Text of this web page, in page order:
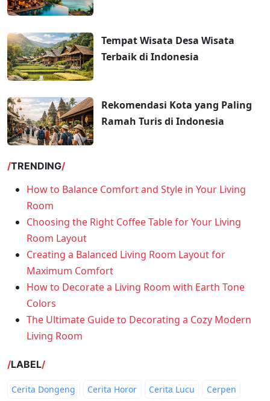
Tempat Wisata Desa Wisata
Terbaik di Indonesia
Rekomendasi Kota yang Paling
Ramah Turis di Indonesia
TRENDING
How to Balance Comfort and Style in Your Living
Room
Choosing the Right Coffee Table for Your Living
Room Layout
Creating a Balanced Living Room Layout for
Maximum Comfort
How to Decorate a Living Room with Earth Tone
Colors
The Ultimate Guide to Decorating a Cozy Modern
Living Room
LABEL
Cerita Dongeng Cerita Horor Cerita Lucu
Cerpen